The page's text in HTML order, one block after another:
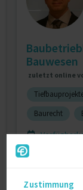
Zustimmung
Bauwesen
zuletzt online
Baurecht
0